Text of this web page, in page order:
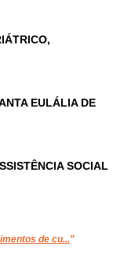
EULÁLIA DE
SOCIAL
de cu..."